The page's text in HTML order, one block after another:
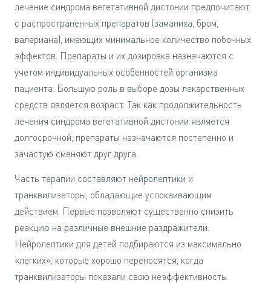
лечение синдрома вегетативной дистонии предпочитают
с распространенных препаратов (заманиха, бром,
валериана), имеющих минимальное количество побочных
эффектов. Препараты и их дозировка назначаются с
учетом индивидуальных особенностей организма
пациента. Большую роль в выборе дозы лекарственных
средств является возраст. Так как продолжительность
лечения синдрома вегетативной дистонии является
долгосрочной, препараты назначаются постепенно и
зачастую сменяют друг друга.
Часть терапии составляют нейролептики и
транквилизаторы, обладающие успокаивающим
действием. Первые позволяют существенно снизить
реакцию на различные внешние раздражители.
Нейролептики для детей подбираются из максимально
«легких», которые хорошо переносятся, когда
транквилизаторы показали свою неэффективность.